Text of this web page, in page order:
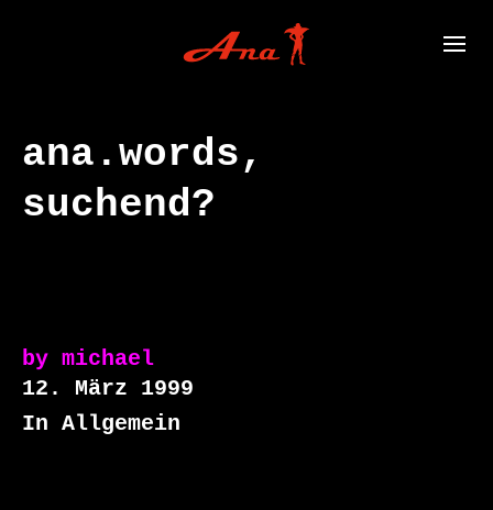
ana.words,
suchend?
by michael
12. März 1999
In Allgemein